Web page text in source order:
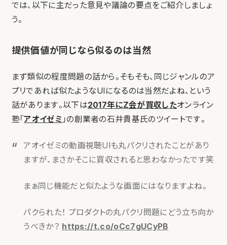
では、以下に主だった意見や議論の要点をご紹介しましょ
う。
提供価値が同じなら似るのは当然
まず類似の程度問題の話から。そもそも、同じジャンルのア
プリであれば似たようなUIになるのは当然だよね、という
話があります。以下は2017年にZ会が買収したオンライン
塾「アオイゼミ 」の創業者の石井貴基氏のツイートです。
アオイゼミの動画視聴UIも丸パクリされたことがあり
ますが、まさかそこに買収されると思わなかったです笑
まぁ同じ機能だと似たような画面にはなりますよね。
パクられた！ プロダクトの丸パクリ問題にどう立ち向か
うべきか？ https://t.co/oCc7gUCyPB